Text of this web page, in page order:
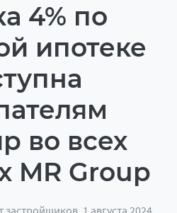
4% по
ипотеке
во всех
MR Group
застройщиков, 1 августа 2024